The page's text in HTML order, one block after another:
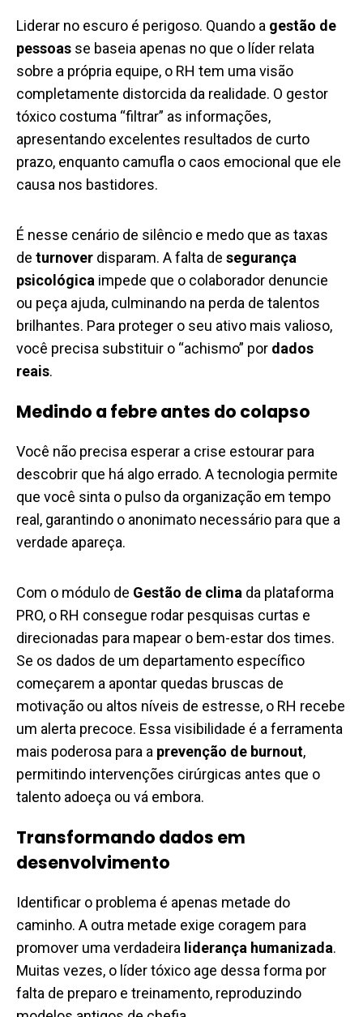
Liderar no escuro é perigoso. Quando a gestão de
pessoas se baseia apenas no que o líder relata
sobre a própria equipe, o RH tem uma visão
completamente distorcida da realidade. O gestor
tóxico costuma “filtrar” as informações,
apresentando excelentes resultados de curto
prazo, enquanto camufla o caos emocional que ele
causa nos bastidores.
É nesse cenário de silêncio e medo que as taxas
de turnover disparam. A falta de segurança
psicológica impede que o colaborador denuncie
ou peça ajuda, culminando na perda de talentos
brilhantes. Para proteger o seu ativo mais valioso,
você precisa substituir o “achismo” por dados
reais.
Medindo a febre antes do colapso
Você não precisa esperar a crise estourar para
descobrir que há algo errado. A tecnologia permite
que você sinta o pulso da organização em tempo
real, garantindo o anonimato necessário para que a
verdade apareça.
Com o módulo de Gestão de clima da plataforma
PRO, o RH consegue rodar pesquisas curtas e
direcionadas para mapear o bem-estar dos times.
Se os dados de um departamento específico
começarem a apontar quedas bruscas de
motivação ou altos níveis de estresse, o RH recebe
um alerta precoce. Essa visibilidade é a ferramenta
mais poderosa para a prevenção de burnout,
permitindo intervenções cirúrgicas antes que o
talento adoeça ou vá embora.
Transformando dados em
desenvolvimento
Identificar o problema é apenas metade do
caminho. A outra metade exige coragem para
promover uma verdadeira liderança humanizada.
Muitas vezes, o líder tóxico age dessa forma por
falta de preparo e treinamento, reproduzindo